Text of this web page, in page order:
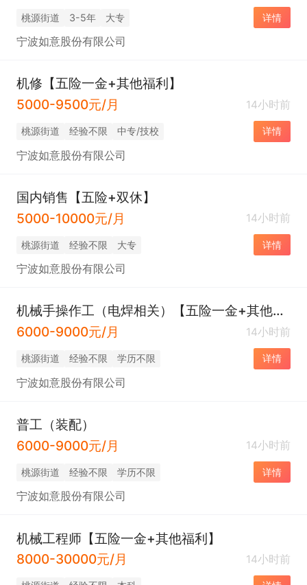
桃源街道 3-5年 大专 详情
宁波如意股份有限公司
机修【五险一金+其他福利】
5000-9500元/月
14小时前
桃源街道 经验不限 中专/技校 详情
宁波如意股份有限公司
国内销售【五险+双休】
5000-10000元/月
14小时前
桃源街道 经验不限 大专 详情
宁波如意股份有限公司
机械手操作工（电焊相关）【五险一金+其他福利】
6000-9000元/月
14小时前
桃源街道 经验不限 学历不限 详情
宁波如意股份有限公司
普工（装配）
6000-9000元/月
14小时前
桃源街道 经验不限 学历不限 详情
宁波如意股份有限公司
机械工程师【五险一金+其他福利】
8000-30000元/月
14小时前